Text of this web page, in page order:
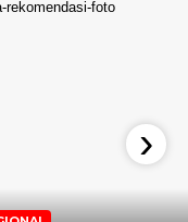
›